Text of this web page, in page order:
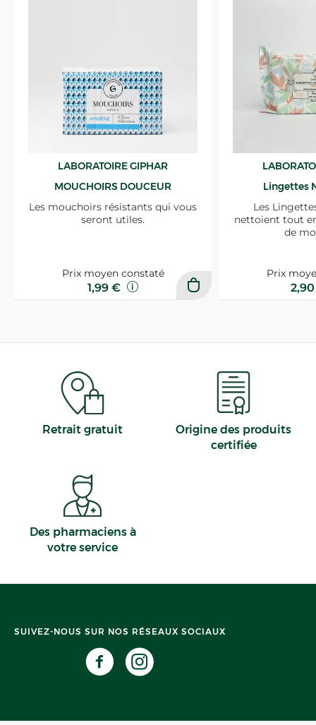
LABORATOIRE GIPHAR
MOUCHOIRS DOUCEUR
Les mouchoirs résistants qui vous
seront utiles.
Prix moyen constaté
1,99 €
Lingettes
Les
nettoient tout
de
Prix
Retrait gratuit
Origine des produits
certifiée
Des pharmaciens à
votre service
SUIVEZ-NOUS SUR NOS RÉSEAUX SOCIAUX